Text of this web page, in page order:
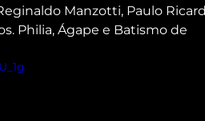
Manzotti, Paulo
Philia, Ágape e Batismo de